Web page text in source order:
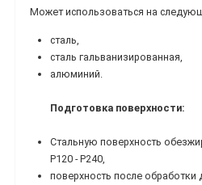
Может использоваться на
сталь,
сталь гальванизированная,
алюминий.
Подготовка поверхности:
Стальную поверхность
Р120 - Р240,
поверхность после